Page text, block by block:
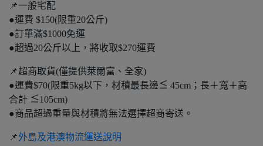
📌一般宅配
●運費 $150(限重20公斤)
●訂單滿$1000免運
●超過20公斤以上，將收取$270運費
📌超商取貨(僅提供萊爾富、全家)
●運費$70(限重5kg以下，材積最長邊≦ 45cm；長＋寬＋高
合計 ≦105cm)
●商品超過重量與材積將無法選擇超商寄送。
📌外島及港澳物流運送說明